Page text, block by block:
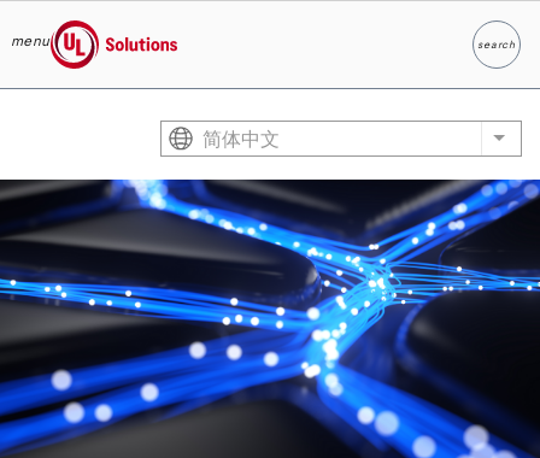
menu
UL Solutions
searchSearch
简体中文 List